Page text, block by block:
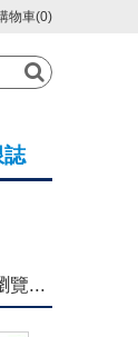
物車(0)
誌
覽...